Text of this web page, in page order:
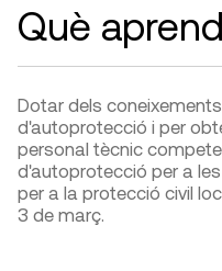
Què
Dotar dels
d'autoprotecció i per
personal tècnic
d'autoprotecció per a
per a la protecció civil
3 de març.